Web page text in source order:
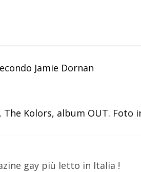
Jamie Dornan
The Kolors, album OUT. Foto
gay più letto in Italia !